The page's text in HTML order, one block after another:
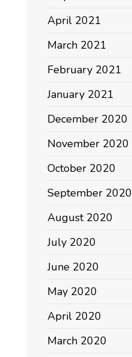
April 2021
March 2021
February 2021
January 2021
December 2020
November 2020
October 2020
September 2020
August 2020
July 2020
June 2020
May 2020
April 2020
March 2020